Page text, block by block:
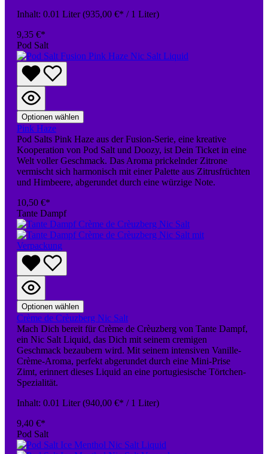
Inhalt: 0.01 Liter(935,00 €* / 1 Liter)
9,35 €*
Pod Salt
Optionen wählen
Pink Haze
Pod Salts Pink Haze aus der Fusion-Serie, eine kreative
Kooperation von Pod Salt und Doozy, ist Dein Ticket in eine
Welt voller Geschmack. Das Aroma prickelnder Zitrone
vermischt sich harmonisch mit einer Palette aus Zitrusfrüchten
und Himbeere, abgerundet durch eine würzige Note.
10,50 €*
Tante Dampf
Optionen wählen
Crème de Crèuzberg Nic Salt
Mach Dich bereit für Crème de Crèuzberg von Tante Dampf,
ein Nic Salt Liquid, das Dich mit seinem cremigen
Geschmack bezaubern wird. Mit seinem intensiven Vanille-
Crème-Aroma, perfekt abgerundet durch eine Mini-Prise
Zimt, erinnert dieses Liquid an eine portugiesische Törtchen-
Spezialität.
Inhalt: 0.01 Liter(940,00 €* / 1 Liter)
9,40 €*
Pod Salt